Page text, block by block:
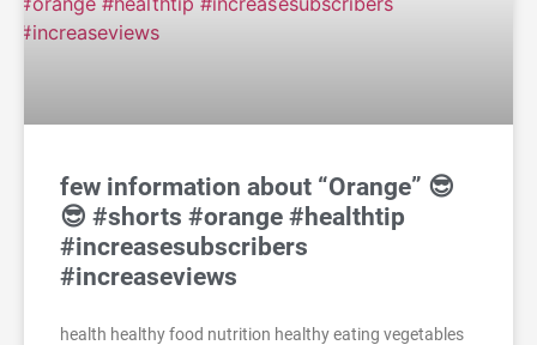
few information about “Orange” 😎
😎 #shorts #orange #healthtip
#increasesubscribers
#increaseviews
health healthy food nutrition healthy eating vegetables